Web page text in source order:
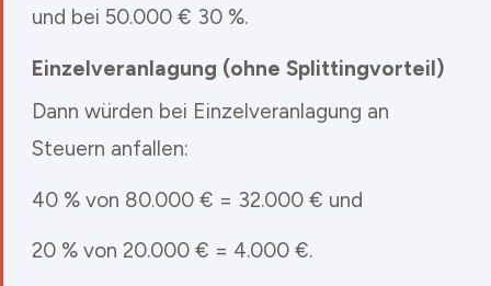
und bei 50.000 € 30 %.
Einzelveranlagung (ohne Splittingvorteil)
Dann würden bei Einzelveranlagung an
Steuern anfallen:
40 % von 80.000 € = 32.000 € und
20 % von 20.000 € = 4.000 €.